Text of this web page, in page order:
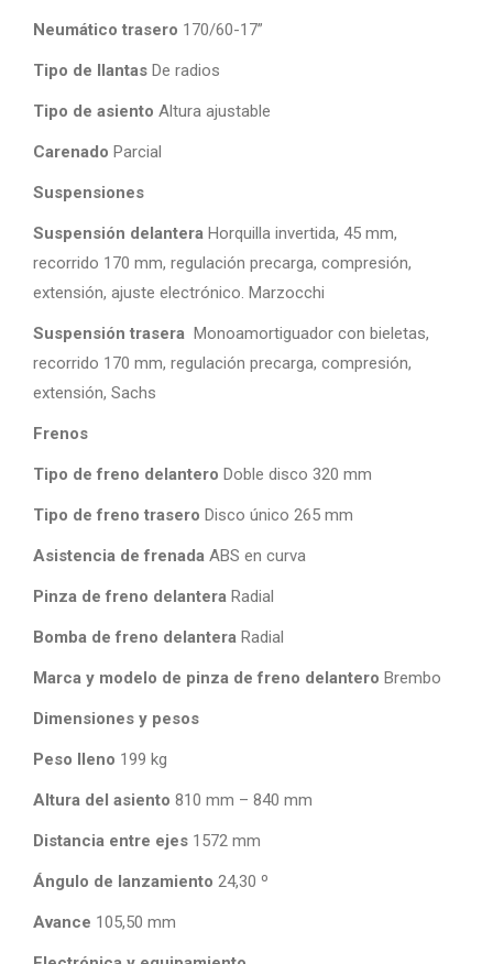
Neumático trasero 170/60-17”
Tipo de llantas De radios
Tipo de asiento Altura ajustable
Carenado Parcial
Suspensiones
Suspensión delantera Horquilla invertida, 45 mm,
recorrido 170 mm, regulación precarga, compresión,
extensión, ajuste electrónico. Marzocchi
Suspensión trasera Monoamortiguador con bieletas,
recorrido 170 mm, regulación precarga, compresión,
extensión, Sachs
Frenos
Tipo de freno delantero Doble disco 320 mm
Tipo de freno trasero Disco único 265 mm
Asistencia de frenada ABS en curva
Pinza de freno delantera Radial
Bomba de freno delantera Radial
Marca y modelo de pinza de freno delantero Brembo
Dimensiones y pesos
Peso lleno 199 kg
Altura del asiento 810 mm – 840 mm
Distancia entre ejes 1572 mm
Ángulo de lanzamiento 24,30 º
Avance 105,50 mm